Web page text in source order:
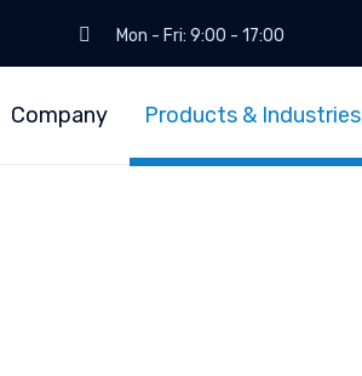
Mon - Fri: 9:00 - 17:00
Company Products & Industries